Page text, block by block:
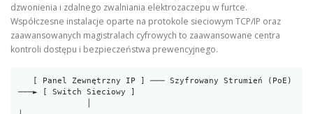
dzwonienia i zdalnego zwalniania elektrozaczepu w furtce.
Współczesne instalacje oparte na protokole sieciowym TCP/IP oraz
zaawansowanych magistralach cyfrowych to zaawansowane centra
kontroli dostępu i bezpieczeństwa prewencyjnego.
───► [ Switch Sieciowy ]